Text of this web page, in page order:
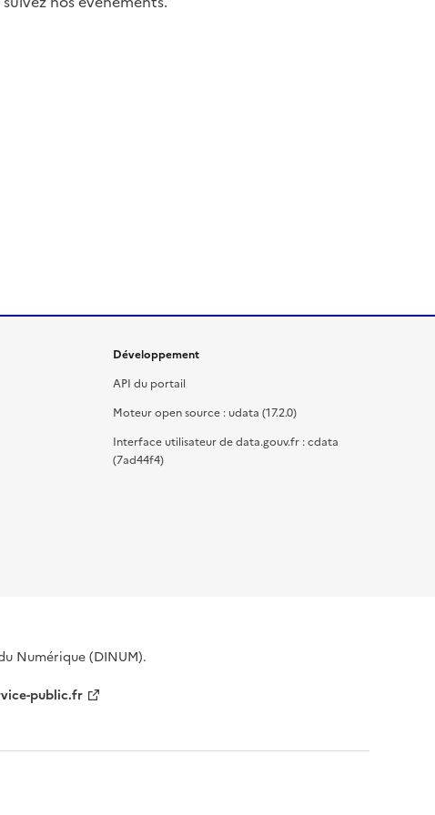
Développement
API du portail
Moteur open source : udata (17.2.0)
Interface utilisateur de data.gouv.fr : cdata
(7ad44f4)
Numérique (DINUM).
public.fr